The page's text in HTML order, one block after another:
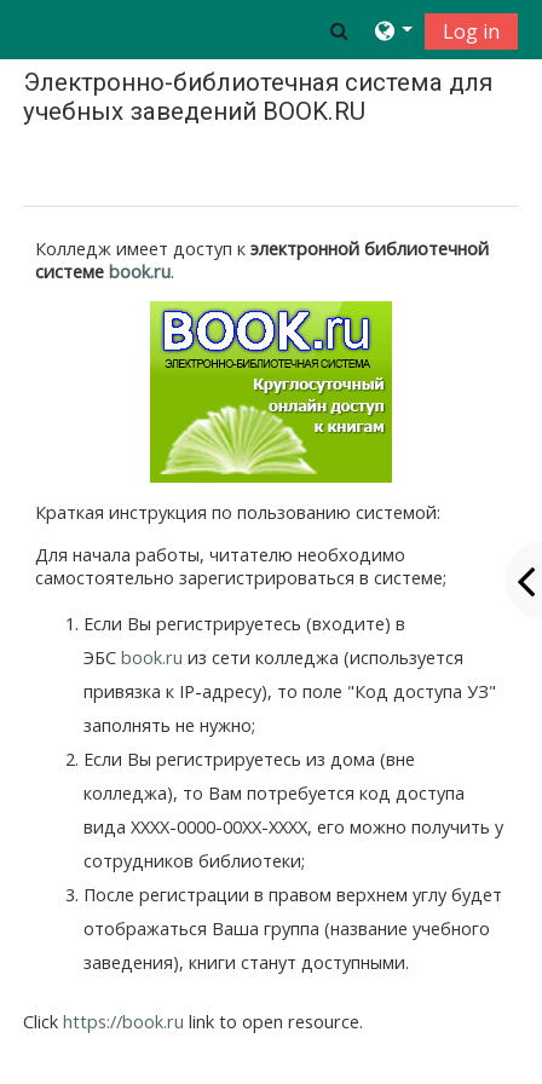
Toggle search
Log in
Электронно-библиотечная система для
учебных заведений BOOK.RU
Колледж имеет доступ кэлектронной библиотечной
системеbook.ru.
Краткая инструкция по пользованию системой:
Для начала работы, читателю необходимо
самостоятельно зарегистрироваться в системе;
Если Вы регистрируетесь (входите) в
ЭБСbook.ru из сети колледжа (используется
привязка к IP-адресу), то поле "Код доступа УЗ"
заполнять не нужно;
Если Вы регистрируетесь из дома (вне
колледжа), то Вам потребуется код доступа
вида ХХХХ-0000-00ХХ-ХХХХ, его можно получить у
сотрудников библиотеки;
После регистрации в правом верхнем углу будет
отображаться Ваша группа (название учебного
заведения), книги станут доступными.
Clickhttps://book.ru link to open resource.